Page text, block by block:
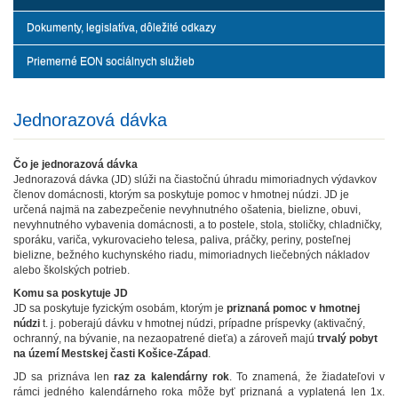
Dokumenty, legislatíva, dôležité odkazy
Priemerné EON sociálnych služieb
Jednorazová dávka
Čo je jednorazová dávka
Jednorazová dávka (JD) slúži na čiastočnú úhradu mimoriadnych výdavkov
členov domácnosti, ktorým sa poskytuje pomoc v hmotnej núdzi. JD je
určená najmä na zabezpečenie nevyhnutného ošatenia, bielizne, obuvi,
nevyhnutného vybavenia domácnosti, a to postele, stola, stoličky, chladničky,
sporáku, variča, vykurovacieho telesa, paliva, práčky, periny, posteľnej
bielizne, bežného kuchynského riadu, mimoriadnych liečebných nákladov
alebo školských potrieb.
Komu sa poskytuje JD
JD sa poskytuje fyzickým osobám, ktorým je priznaná pomoc v hmotnej
núdzi t. j. poberajú dávku v hmotnej núdzi, prípadne príspevky (aktivačný,
ochranný, na bývanie, na nezaopatrené dieťa) a zároveň majú trvalý pobyt
na území Mestskej časti Košice-Západ
JD sa priznáva len raz za kalendárny rok. To znamená, že žiadateľovi v
rámci jedného kalendárneho roka môže byť priznaná a vyplatená len 1x.